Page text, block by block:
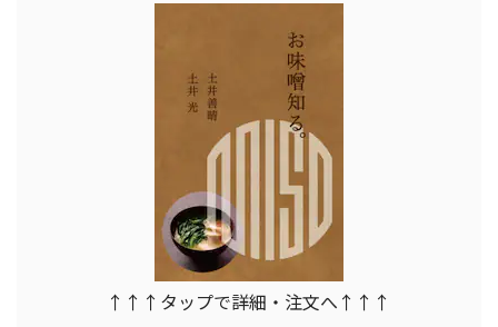
↑↑↑タップで詳細・注文へ↑↑↑